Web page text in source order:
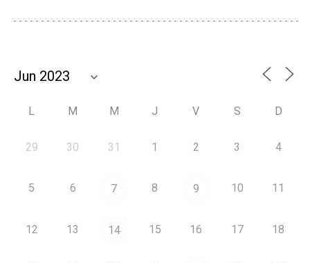
L M M J V S D
29 30 31 1 2 3 4
5 6 7 8 9 10 11
12 13 14 15 16 17 18